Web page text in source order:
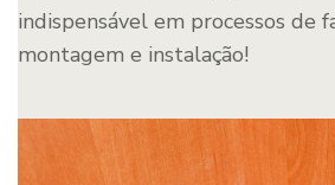
indispensável em processos de
montagem e instalação!